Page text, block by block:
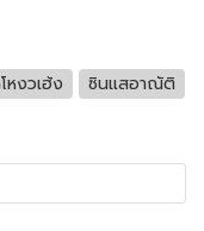
หงวเฮ้ง ซินแสอาณัติ